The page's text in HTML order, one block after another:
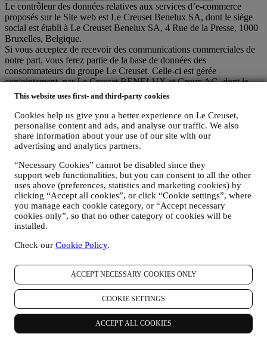
This website uses first- and third-party cookies
Cookies help us give you a better experience on Le Creuset,
personalise content and ads, and analyse our traffic. We also
share information about your use of our site with our
advertising and analytics partners.
“Necessary Cookies” cannot be disabled since they
support web functionalities, but you can consent to all the other
uses above (preferences, statistics and marketing cookies) by
clicking “Accept all cookies”, or click “Cookie settings”, where
you manage each cookie category, or “Accept necessary
cookies only”, so that no other category of cookies will be
installed.
Check our Cookie Policy.
ACCEPT NECESSARY COOKIES ONLY
COOKIE SETTINGS
ACCEPT ALL COOKIES
Le contrôleur des données relatives aux services d’e-commerce
proposés sur le Site web est Le Creuset Benelux SA, dont le siège
social est établi à Le Creuset Benelux SA, 4 Rue de la Presse, 1000
Bruxelles, Belgique.
Si vous acceptez de recevoir des communications commerciales de
notre part, vous ferez partie de la base de données des
consommateurs du groupe Le Creuset. Celle-ci est gérée
conjointement, par Le Creuset BENELUX et Group AG, dont le
siège social est situé à Neuhofstrasse 4, 6340 Baar, en Suisse. Son
représentant désigné dans l'UE est Le Creuset SL, numéro de TVA
B62153630, dont les bureaux sont situés Paseo de Gracia 9 2º,
08007 Barcelone, Espagne. L’accord de responsabilité conjointe
pourvoit (a) à Le Creuset Group AG la responsabilité de la stratégie
marketing globale et de l’expérience client personnalisée ; (b) aux
stratégie, ainsi que la possibilité de développer des initiatives
marketing et communication de manière indépendante ; (c) à toutes
les parties le devoir de traiter de vos demandes concernant vos droits
sur vos données.
3. POURQUOI COLLECTONS-NOUS CES INFORMATIONS ?
Nous pouvons traiter vos données aux fins suivantes :
POUR RÉPONDRE À NOS OBLIGATIONS LÉGALES.
concernant afin de répondre à nos obligations légales, ainsi
qu’à d’autres obligations découlant d’instructions émises par
les pouvoirs publics.
POUR CRÉER UN COMPTE LE CREUSET.
Nous utiliserons vos données pour créer un compte Le
Creuset, qui vous donnera accès à une série d’avantages